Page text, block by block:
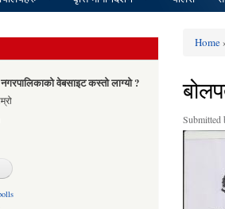
वेबसाइट कस्तो लाग्यो ?
You
Home
Submitted